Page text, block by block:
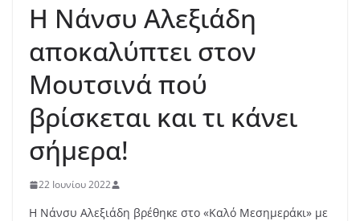
Η Νάνσυ Αλεξιάδη
αποκαλύπτει στον
Μουτσινά πού
βρίσκεται και τι κάνει
σήμερα!
22 Ιουνίου 2022
Η Νάνσυ Αλεξιάδη βρέθηκε στο «Καλό Μεσημεράκι» με